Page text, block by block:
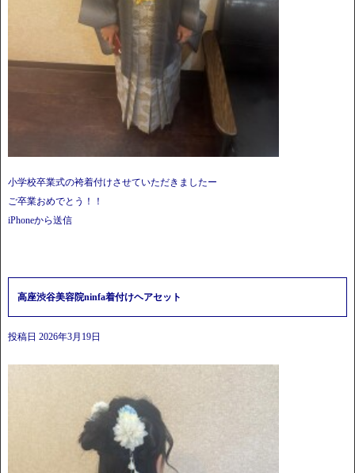
小学校卒業式の袴着付けさせていただきましたー
ご卒業おめでとう！！
iPhoneから送信
高座渋谷美容院ninfa着付けヘアセット
投稿日 2026年3月19日